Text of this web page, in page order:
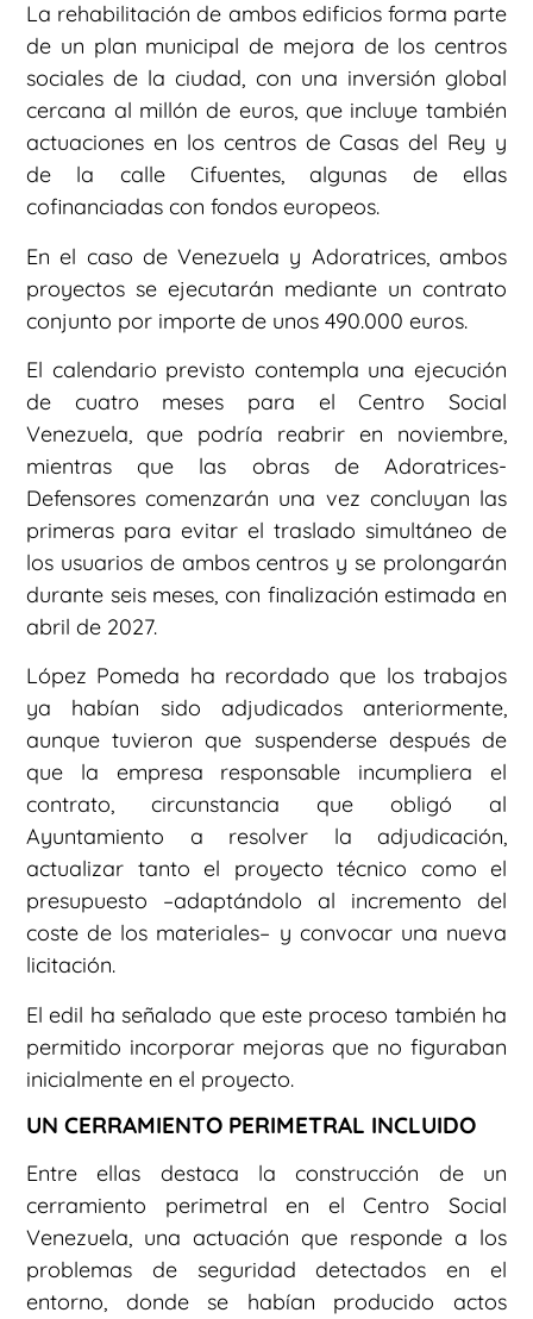
La rehabilitación de ambos edificios forma parte
de un plan municipal de mejora de los centros
sociales de la ciudad, con una inversión global
cercana al millón de euros, que incluye también
actuaciones en los centros de Casas del Rey y
de la calle Cifuentes, algunas de ellas
cofinanciadas con fondos europeos.
En el caso de Venezuela y Adoratrices, ambos
proyectos se ejecutarán mediante un contrato
conjunto por importe de unos 490.000 euros.
El calendario previsto contempla una ejecución
de cuatro meses para el Centro Social
Venezuela, que podría reabrir en noviembre,
mientras que las obras de Adoratrices-
Defensores comenzarán una vez concluyan las
primeras para evitar el traslado simultáneo de
los usuarios de ambos centros y se prolongarán
durante seis meses, con finalización estimada en
abril de 2027.
López Pomeda ha recordado que los trabajos
ya habían sido adjudicados anteriormente,
aunque tuvieron que suspenderse después de
que la empresa responsable incumpliera el
contrato, circunstancia que obligó al
Ayuntamiento a resolver la adjudicación,
actualizar tanto el proyecto técnico como el
presupuesto –adaptándolo al incremento del
coste de los materiales– y convocar una nueva
licitación.
El edil ha señalado que este proceso también ha
permitido incorporar mejoras que no figuraban
inicialmente en el proyecto.
UN CERRAMIENTO PERIMETRAL INCLUIDO
Entre ellas destaca la construcción de un
cerramiento perimetral en el Centro Social
Venezuela, una actuación que responde a los
problemas de seguridad detectados en el
entorno, donde se habían producido actos